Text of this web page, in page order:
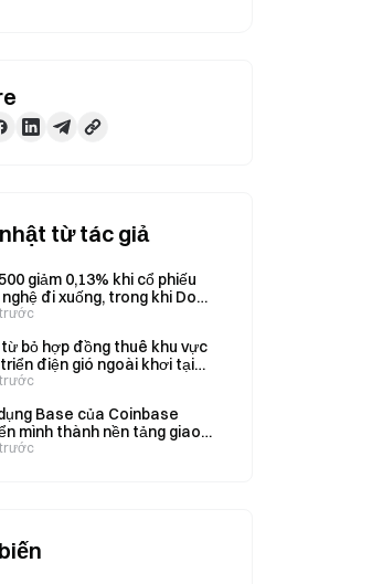
từ tác giả
giảm 0,13% khi cổ phiếu
đi xuống, trong khi Dow
hôm thứ Năm; khối
lục, báo hiệu vị thế tăng giá
mẽ
từ bỏ hợp đồng thuê khu vực
điện gió ngoài khơi tại
thỏa thuận dàn xếp trị giá
Base của Coinbase
mình thành nền tảng giao
chuỗi dưới sự lãnh đạo mới